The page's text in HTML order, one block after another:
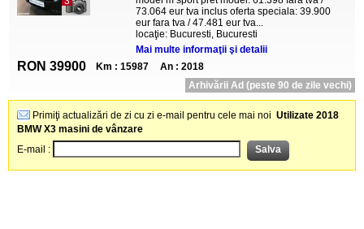
73.064 eur tva inclus oferta speciala: 39.900
eur fara tva / 47.481 eur tva...
locaţie: Bucuresti, Bucuresti
Mai multe informaţii şi detalii
RON 39900 Km : 15987
An : 2018
Arhivării Ad (peste 90 de zile vechi)
Primiţi actualizări de zi cu zi e-mail pentru cele mai noi Utilizate 2018
BMW X3 masini de vânzare
E-mail :